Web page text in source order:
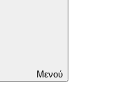
Μενού